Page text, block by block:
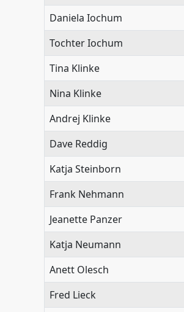
Daniela Iochum
Tochter Iochum
Tina Klinke
Nina Klinke
Andrej Klinke
Dave Reddig
Katja Steinborn
Frank Nehmann
Jeanette Panzer
Katja Neumann
Anett Olesch
Fred Lieck